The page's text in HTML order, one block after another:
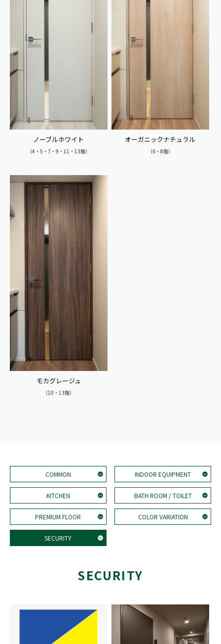
ノーブルホワイト
（4・5・7・9・11・13階）
オーガニックナチュラル
（6・8階）
モカグレージュ
（10・13階）
COMMON INDOOR EQUIPMENT
KITCHEN BATH ROOM / TOILET
PREMIUM FLOOR COLOR VARIATION
SECURITY
SECURITY